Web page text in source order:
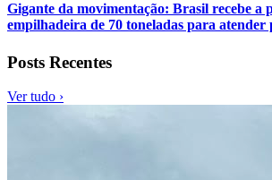
Gigante da movimentação: Brasil recebe a
empilhadeira de 70 toneladas para atender
Posts Recentes
Ver tudo ›